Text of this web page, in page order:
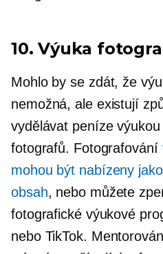
10. Výuka
Mohlo by se zdát, že
nemožná, ale existují
vydělávat peníze
fotografů. Fotografování
mohou být nabízeny
obsah, nebo můžete
fotografické výukové
nebo TikTok.